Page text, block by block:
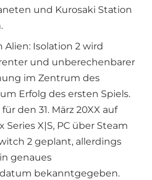
und Kurosaki Station
Alien: Isolation 2 wird
und unberechenbarer
im Zentrum des
Erfolg des ersten Spiels.
den 31. März 20XX auf
Series X|S, PC über Steam
2 geplant, allerdings
genaues
bekanntgegeben.